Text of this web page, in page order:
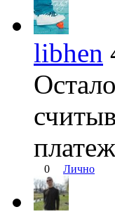
libhen
0 Лично